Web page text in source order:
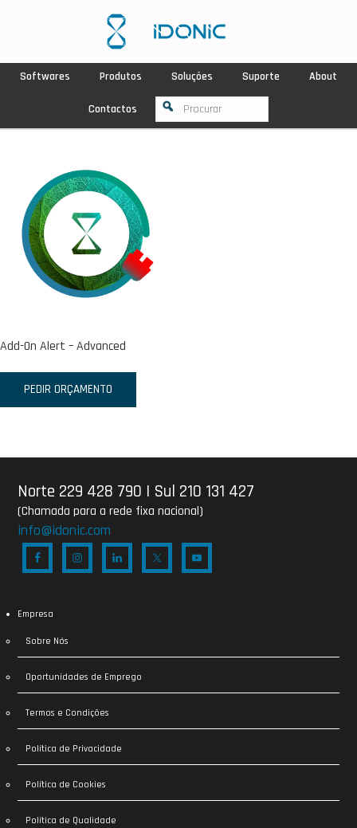
Softwares Produtos Soluções Suporte About
Contactos
Add-On Alert – Advanced
PEDIR ORÇAMENTO
Norte 229 428 790 | Sul 210 131 427
(Chamada para a rede fixa nacional)
info@idonic.com
Empresa
Sobre Nós
Oportunidades de Emprego
Termos e Condições
Política de Privacidade
Política de Cookies
Política de Qualidade